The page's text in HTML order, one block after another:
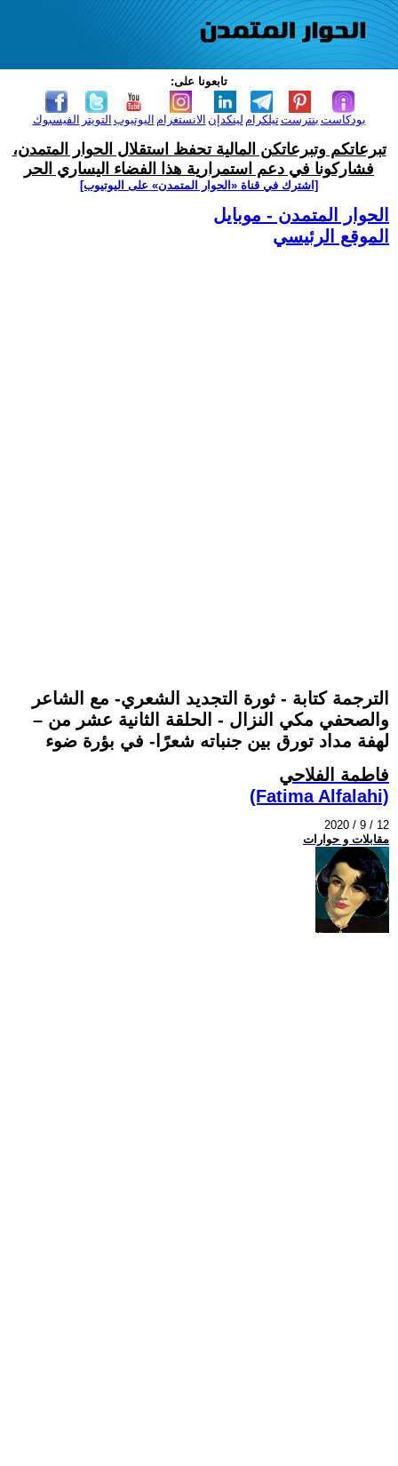
تابعونا على:
الفيسبوك التويتر اليوتيوب الانستغرام لينكدإن تيلكرامبنترست بودكاست
تبرعاتكم وتبرعاتكن المالية تحفظ استقلال الحوار المتمدن،
فشاركونا في دعم استمرارية هذا الفضاء اليساري الحر
[اشترك في قناة ‫«الحوار المتمدن» على اليوتيوب]
الحوار المتمدن - موبايل
الموقع الرئيسي
الترجمة كتابة - ثورة التجديد الشعري- مع الشاعر
والصحفي مكي النزال - الحلقة الثانية عشر من –
لهفة مداد تورق بين جنباته شعرًا- في بؤرة ضوء
فاطمة الفلاحي
(Fatima Alfalahi)
2020 / 9 / 12
مقابلات و حوارات